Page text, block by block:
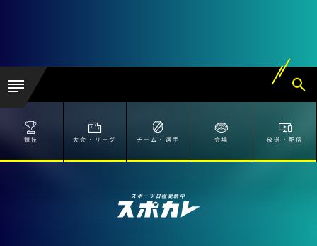
競技 大会・リーグ チーム・選手 会場 放送・配信
スポーツ日程更新中